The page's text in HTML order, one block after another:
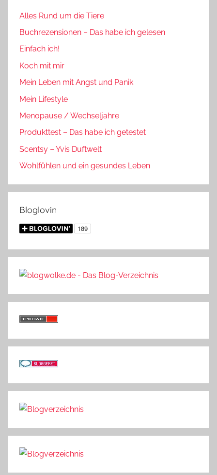
Alles Rund um die Tiere
Buchrezensionen – Das habe ich gelesen
Einfach ich!
Koch mit mir
Mein Leben mit Angst und Panik
Mein Lifestyle
Menopause / Wechseljahre
Produkttest – Das habe ich getestet
Scentsy – Yvis Duftwelt
Wohlfühlen und ein gesundes Leben
Bloglovin